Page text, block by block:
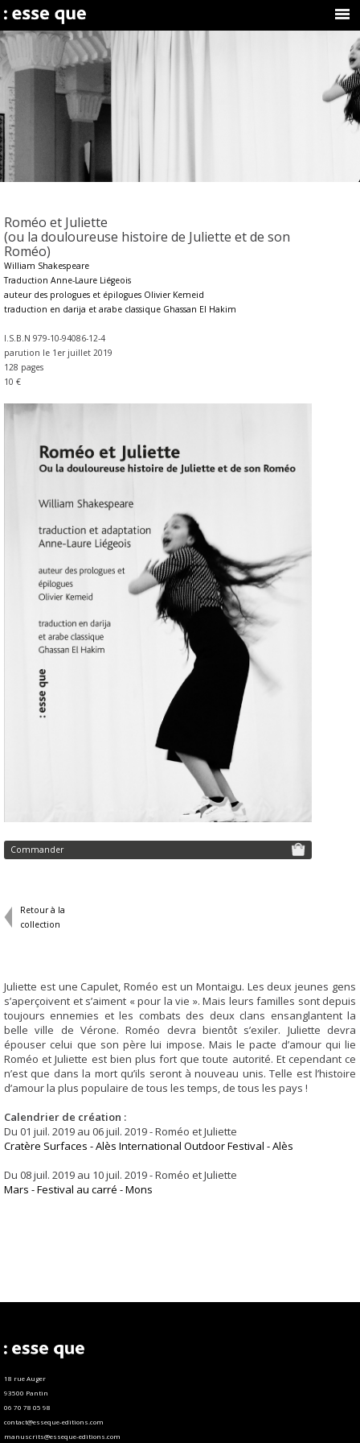
Roméo et Juliette
(ou la douloureuse histoire de Juliette et de son
Roméo)
William Shakespeare
Traduction Anne-Laure Liégeois
auteur des prologues et épilogues Olivier Kemeid
traduction en darija et arabe classique Ghassan El Hakim
I.S.B.N 979-10-94086-12-4
parution le 1er juillet 2019
128 pages
10 €
Commander
Retour à la
collection
Juliette est une Capulet, Roméo est un Montaigu. Les deux jeunes gens
s’aperçoivent et s’aiment « pour la vie ». Mais leurs familles sont depuis
toujours ennemies et les combats des deux clans ensanglantent la
belle ville de Vérone. Roméo devra bientôt s’exiler. Juliette devra
épouser celui que son père lui impose. Mais le pacte d’amour qui lie
Roméo et Juliette est bien plus fort que toute autorité. Et cependant ce
n’est que dans la mort qu’ils seront à nouveau unis. Telle est l’histoire
d’amour la plus populaire de tous les temps, de tous les pays !
Calendrier de création :
Du 01 juil. 2019 au 06 juil. 2019 - Roméo et Juliette
Cratère Surfaces - Alès International Outdoor Festival - Alès
Du 08 juil. 2019 au 10 juil. 2019 - Roméo et Juliette
Mars - Festival au carré - Mons
18 rue Auger
93500 Pantin
06 70 78 05 98
contact@esseque-editions.com
manuscrits@esseque-editions.com